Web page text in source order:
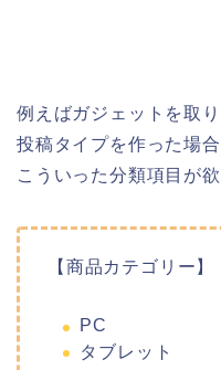
例えばガジェットを取
投稿タイプを作った場合
こういった分類項目が
【商品カテゴリー】
PC
タブレット